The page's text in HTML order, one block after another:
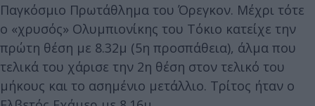
Παγκόσμιο Πρωτάθλημα του Όρεγκον. Μέχρι τότε
ο «χρυσός» Ολυμπιονίκης του Τόκιο κατείχε την
πρώτη θέση με 8.32μ (5η προσπάθεια), άλμα που
τελικά του χάρισε την 2η θέση στον τελικό του
μήκους και το ασημένιο μετάλλιο. Τρίτος ήταν ο